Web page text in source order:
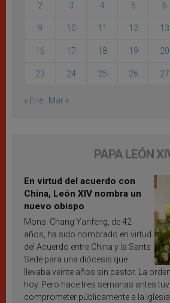
2 3 4 5 6
9 10 11 12 13
16 17 18 19 20
23 24 25 26 27
« Ene Mar »
PAPA LEÓN
En virtud del acuerdo con
China, León XIV nombra un
nuevo obispo
Mons. Chang Yanfeng, de 42
años, ha sido nombrado en virtud
del Acuerdo entre China y la Santa
Sede para una diócesis que
llevaba veinte años sin pastor. La
hoy. Pero hace tres semanas antes
comprometer públicamente a la